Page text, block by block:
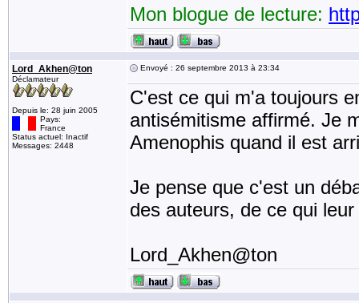
Mon blogue de lecture:
Lord_Akhen@ton
Déclamateur
Depuis le: 28 juin 2005
Pays:
France
Status actuel: Inactif
Messages: 2448
Envoyé : 26 septembre 2013 à 23:34
C'est ce qui m'a toujours
antisémitisme affirmé. Je
Amenophis quand il est
Je pense que c'est un
des auteurs, de ce qui
Lord_Akhen@ton